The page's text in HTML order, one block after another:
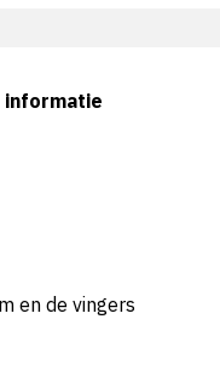
informatie
en de vingers